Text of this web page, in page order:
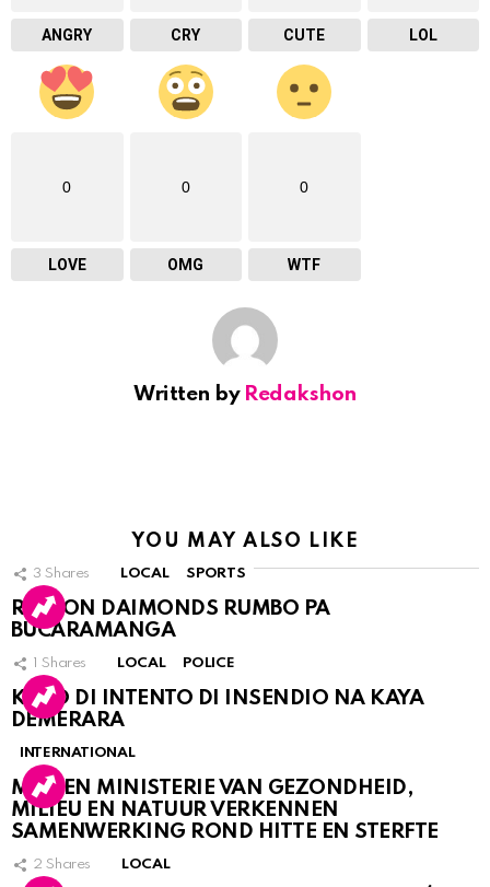
ANGRY CRY CUTE LOL
0
LOVE
0
OMG
0
WTF
Written by Redakshon
YOU MAY ALSO LIKE
3 Shares LOCAL SPORTS
RINCON DAIMONDS RUMBO PA
BUCARAMANGA
1 Shares LOCAL POLICE
KASO DI INTENTO DI INSENDIO NA KAYA
DEMERARA
INTERNATIONAL
MDC EN MINISTERIE VAN GEZONDHEID,
MILIEU EN NATUUR VERKENNEN
SAMENWERKING ROND HITTE EN STERFTE
2 Shares LOCAL